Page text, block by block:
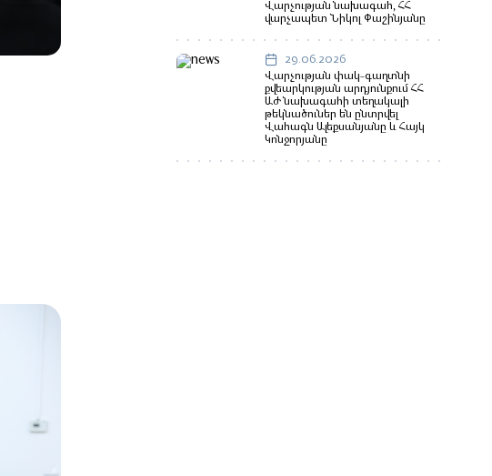
Վարչության նախագահ, ՀՀ
վարչապետ Նիկոլ Փաշինյանը
29.06.2026
Վարչության փակ-գաղտնի
քվեարկության արդյունքում ՀՀ
ԱԺ նախագահի տեղակալի
թեկնածուներ են ընտրվել
Վահագն Ալեքսանյանը և Հայկ
Կոնջորյանը